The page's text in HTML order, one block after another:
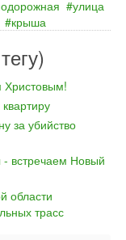
улица
крыша
за убийство
встречаем Новый
области
трасс